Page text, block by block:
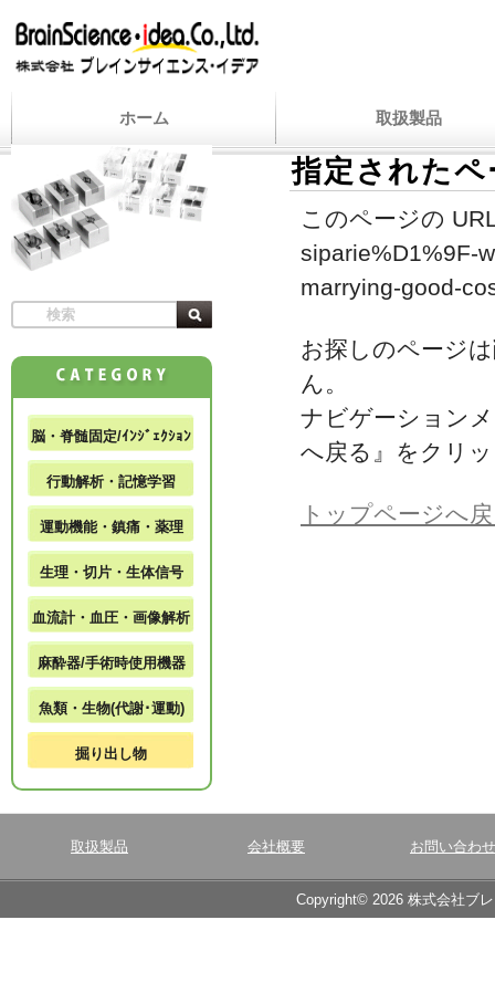
ホーム 取扱製品
指定された
このページの
siparie%D1%9F-
marrying-good-
お探しのページ
ん。
ナビゲーション
へ戻る』をクリ
トップページへ
脳・脊髄固定/ｲﾝｼﾞｪｸｼｮﾝ
行動解析・記憶学習
運動機能・鎮痛・薬理
生理・切片・生体信号
血流計・血圧・画像解析
麻酔器/手術時使用機器
魚類・生物(代謝･運動)
掘り出し物
取扱製品 会社概要 お問い合わせ
Copyright© 2026 株式会社ブ